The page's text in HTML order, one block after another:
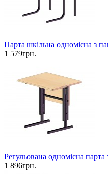
Парта шкільна одномісна з
1 579грн.
Регульована одномісна
1 896грн.